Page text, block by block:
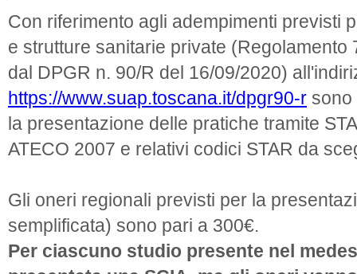
Con riferimento agli adempimenti previsti
e strutture sanitarie private (Regolamento
dal DPGR n. 90/R del 16/09/2020)
https://www.suap.toscana.it/dpgr90-r sono
la presentazione delle pratiche tramite
ATECO 2007 e relativi codici STAR da
Gli oneri regionali previsti per la
semplificata) sono pari a 300€.
Per ciascuno studio presente nel